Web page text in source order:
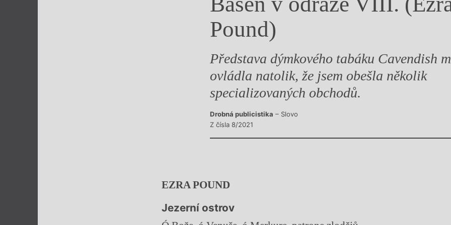
Výroční ceny
Pound)
Představa dýmkového tabáku Cavendish
ovládla natolik, že jsem obešla několik
specializovaných obchodů.
Drobná publicistika – Slovo
Z čísla 8/2021
EZRA POUND
Jezerní ostrov